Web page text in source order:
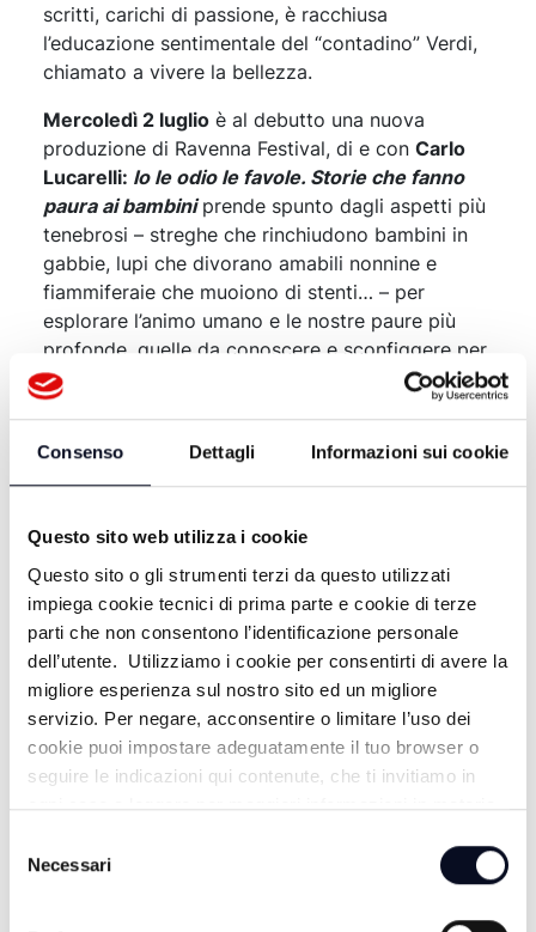
Consenso Dettagli Informazioni sui cookie
Questo sito web utilizza i cookie
Questo sito o gli strumenti terzi da questo utilizzati
impiega cookie tecnici di prima parte e cookie di terze
parti che non consentono l’identificazione personale
dell’utente. Utilizziamo i cookie per consentirti di avere la
migliore esperienza sul nostro sito ed un migliore
servizio. Per negare, acconsentire o limitare l’uso dei
cookie puoi impostare adeguatamente il tuo browser o
seguire le indicazioni qui contenute, che ti invitiamo in
ogni caso a leggere per maggiori informazioni in materia
delNecessari
scritti, carichi di passione, è racchiusa
l’educazione sentimentale del “contadino” Verdi,
chiamato a vivere la bellezza.
Mercoledì 2 luglio è al debutto una nuova
produzione di Ravenna Festival, di e con Carlo
Lucarelli: Io le odio le favole. Storie che fanno
paura ai bambiniprende spunto dagli aspetti più
tenebrosi – streghe che rinchiudono bambini in
gabbie, lupi che divorano amabili nonnine e
fiammiferaie che muoiono di stenti… – per
esplorare l’animo umano e le nostre paure più
profonde, quelle da conoscere e sconfiggere per
vivere felici e contenti. Al live electronicsMattia
Dallara
Federico Squassabia ,
cura anche degli arrangiamenti.
conclude con il concerto diArooj Aftab
un presente interconnesso da quella world wide
webche le ha permesso di raggiungere il
pubblico di cinque continenti, ma anche diviso da
confini che lei, cantautrice pakistana, ha dovuto
imparare ad attraversare. Nelle sue creazioni,
come quelle per il suo più recente albumNight
Reign, convivono il misticismo asiatico e le
dilatazioni formali del jazz, l’essenza più nobile
equilibrio tra erudizione e totale libertà